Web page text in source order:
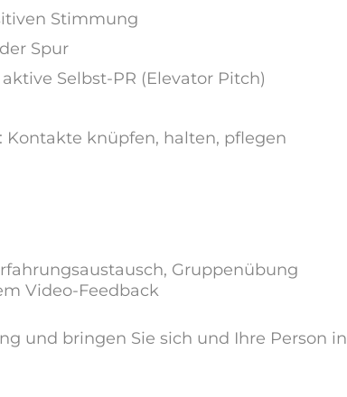
Stimmung
Spur
Selbst-PR (Elevator Pitch)
knüpfen, halten, pflegen
Gruppenübung
Video-Feedback
und bringen Sie sich und Ihre Person in